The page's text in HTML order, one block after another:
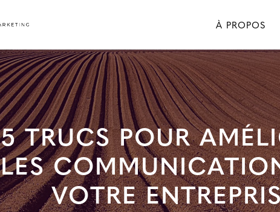
À PROPOS
5 TRUCS POUR
LES
VOTRE